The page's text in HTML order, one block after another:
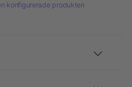
konfigurerade produkten